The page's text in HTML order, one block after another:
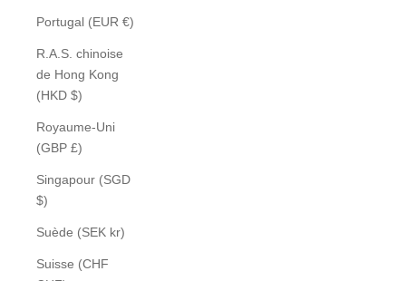
Portugal (EUR €)
R.A.S. chinoise
de Hong Kong
(HKD $)
Royaume-Uni
(GBP £)
Singapour (SGD
$)
Suède (SEK kr)
Suisse (CHF